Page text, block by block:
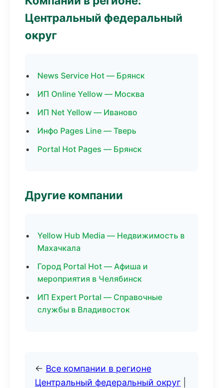
Центральный федеральный
округ
News Service Hot — Брянск
ИП Online Yellow — Москва
ИП Net Yellow — Иваново
Инфо Pages Line — Тверь
Portal Hot Pages — Брянск
Другие компании
Yellow Hub Media — Недвижимость в
Махачкала
Город Portal Hot — Афиша и
мероприятия в Челябинск
ИП Expert Portal — Справочные
службы в Владивосток
← Все компании в регионе
Центральный федеральный округ